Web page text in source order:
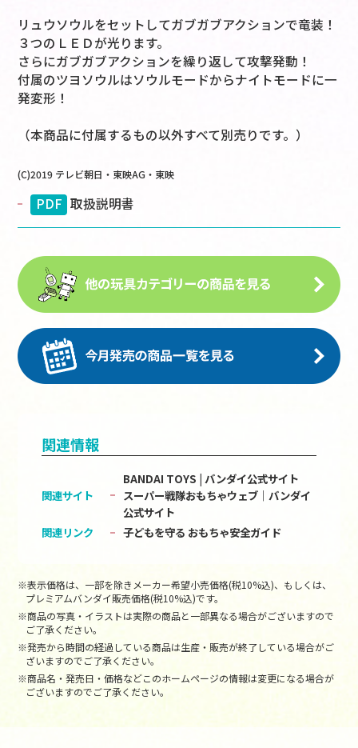
リュウソウルをセットしてガブガブアクションで竜装！
３つのＬＥＤが光ります。
さらにガブガブアクションを繰り返して攻撃発動！
付属のツヨソウルはソウルモードからナイトモードに一
発変形！
（本商品に付属するもの以外すべて別売りです。）
(C)2019 テレビ朝日・東映AG・東映
PDF 取扱説明書
関連情報
関連サイト
BANDAI TOYS | バンダイ公式サイト
スーパー戦隊おもちゃウェブ｜バンダイ
公式サイト
関連リンク
子どもを守る おもちゃ安全ガイド
※表示価格は、一部を除きメーカー希望小売価格(税10%込)、もしくは、
プレミアムバンダイ販売価格(税10%込)です。
※商品の写真・イラストは実際の商品と一部異なる場合がございますので
ご了承ください。
※発売から時間の経過している商品は生産・販売が終了している場合がご
ざいますのでご了承ください。
※商品名・発売日・価格などこのホームページの情報は変更になる場合が
ございますのでご了承ください。